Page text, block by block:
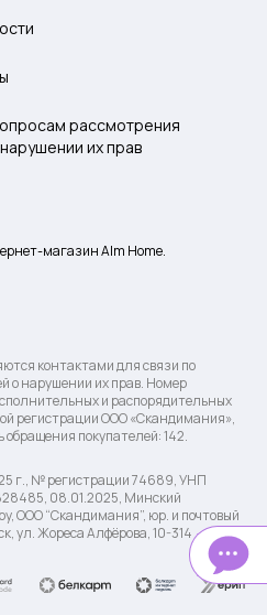
рассмотрения
их прав
магазин Alm Home.
контактами для связи по
о нарушении их прав. Номер
и распорядительных
регистрации ООО «Скандимания»,
покупателей: 142.
г., № регистрации 74689, УНП
08.01.2025, Минский
ООО “Скандимания”, юр. и почтовый
ул. Жореса Алфёрова, 10-314